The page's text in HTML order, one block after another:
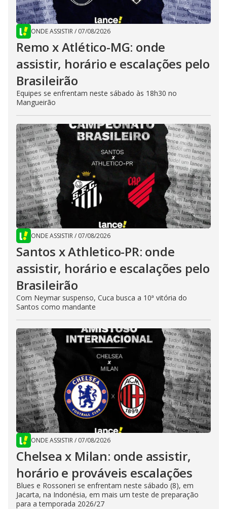
ONDE ASSISTIR/ 07/08/2026
Remo x Atlético-MG: onde
assistir, horário e escalações pelo
Brasileirão
Equipes se enfrentam neste sábado às 18h30 no
Mangueirão
ONDE ASSISTIR/ 07/08/2026
Santos x Athletico-PR: onde
assistir, horário e escalações pelo
Brasileirão
Com Neymar suspenso, Cuca busca a 10ª vitória do
Santos como mandante
ONDE ASSISTIR/ 07/08/2026
Chelsea x Milan: onde assistir,
horário e prováveis escalações
Blues e Rossoneri se enfrentam neste sábado (8), em
Jacarta, na Indonésia, em mais um teste de preparação
para a temporada 2026/27